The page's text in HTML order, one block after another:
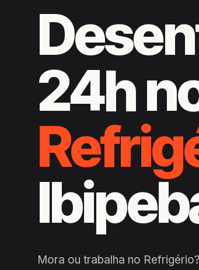
24h
Mora ou trabalha no